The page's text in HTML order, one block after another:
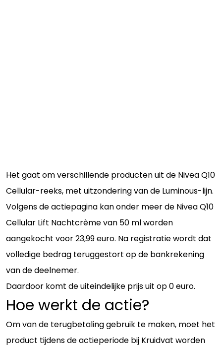
Het gaat om verschillende producten uit de Nivea Q10
Cellular-reeks, met uitzondering van de Luminous-lijn.
Volgens de actiepagina kan onder meer de Nivea Q10
Cellular Lift Nachtcrème van 50 ml worden
aangekocht voor 23,99 euro. Na registratie wordt dat
volledige bedrag teruggestort op de bankrekening
van de deelnemer.
Daardoor komt de uiteindelijke prijs uit op 0 euro.
Hoe werkt de actie?
Om van de terugbetaling gebruik te maken, moet het
product tijdens de actieperiode bij Kruidvat worden